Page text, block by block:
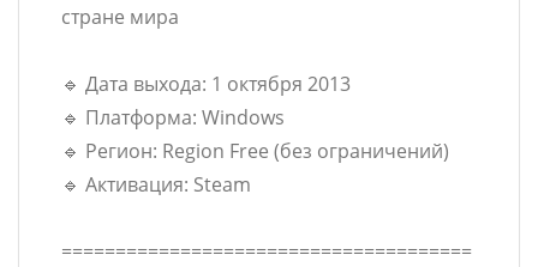
стране мира
🔹 Дата выхода: 1 октября 2013
🔹 Платформа: Windows
🔹 Регион: Region Free (без ограничений)
🔹 Активация: Steam
======================================